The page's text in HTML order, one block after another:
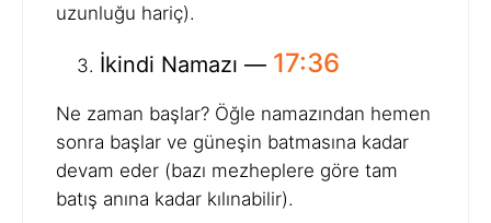
uzunluğu hariç).
İkindi Namazı — 17:36
Ne zaman başlar? Öğle namazından hemen
sonra başlar ve güneşin batmasına kadar
devam eder (bazı mezheplere göre tam
batış anına kadar kılınabilir).